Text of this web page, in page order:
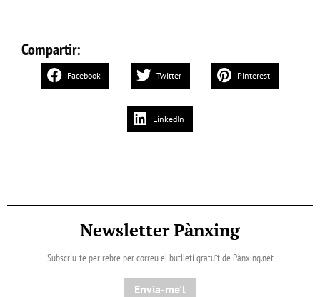
Compartir:
Facebook Twitter Pinterest
LinkedIn
Newsletter Pànxing
Subscriu-te per rebre per correu el butlletí gratuït de Pànxing.net​
Envia-me'l